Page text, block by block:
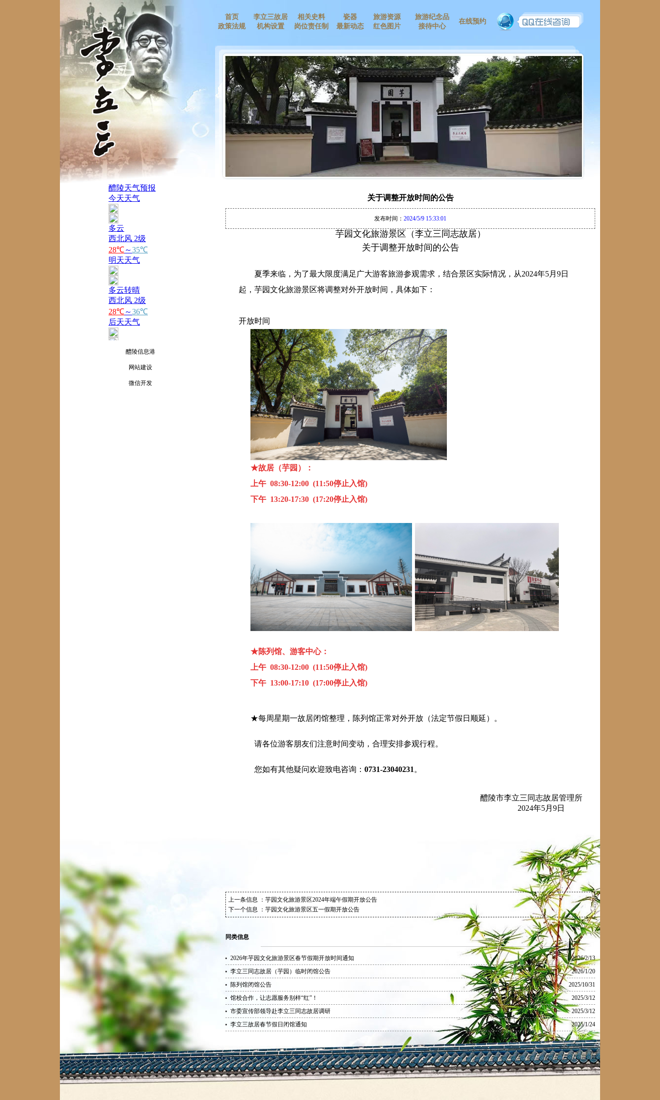
首页 李立三故居 相关史料 瓷器 旅游资源 旅游纪念品
在线预约
政策法规 机构设置 岗位责任制 最新动态 红色图片 接待中心
醴陵信息港
网站建设
微信开发
关于调整开放时间的公告
发布时间： 2024/5/9 15:33:01
芋园文化旅游景区（李立三同志故居）
关于调整开放时间的公告
夏季来临，为了最大限度满足广大游客旅游参观需求，结合景区实际情况，从2024年5月9日
起，芋园文化旅游景区将调整对外开放时间，具体如下：
开放时间
★故居（芋园）：
上午 08:30-12:00 (11:50停止入馆)
下午 13:20-17:30 (17:20停止入馆)
★陈列馆、游客中心：
上午 08:30-12:00 (11:50停止入馆)
下午 13:00-17:10 (17:00停止入馆)
★每周星期一故居闭馆整理，陈列馆正常对外开放（法定节假日顺延）。
请各位游客朋友们注意时间变动，合理安排参观行程。
您如有其他疑问欢迎致电咨询： 0731-23040231 。
醴陵市李立三同志故居管理所
2024年5月9日
上一条信息 ： 芋园文化旅游景区2024年端午假期开放公告
下一个信息 ： 芋园文化旅游景区五一假期开放公告
同类信息
2026/2/13
2026年芋园文化旅游景区春节假期开放时间通知
2026/1/20
李立三同志故居（芋园）临时闭馆公告
2025/10/31
陈列馆闭馆公告
2025/3/12
馆校合作，让志愿服务别样“红”！
2025/3/12
市委宣传部领导赴李立三同志故居调研
2025/1/24
李立三故居春节假日闭馆通知